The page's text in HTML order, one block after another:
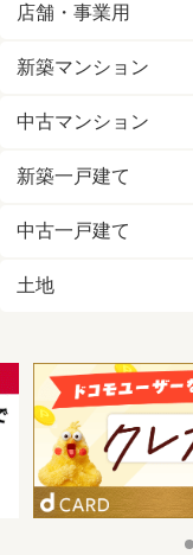
店舗・事業用
新築マンション
中古マンション
新築一戸建て
中古一戸建て
土地